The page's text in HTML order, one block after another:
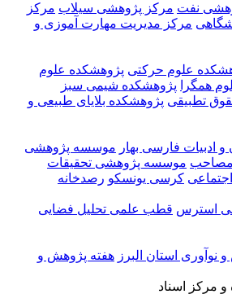
نفت مرکز پژوهشی سیلاب مرکز
مرکز مدیریت مهارت آموزی و
علوم حرکتی پژوهشکده علوم
همگرا
پژوهشکده شیمی سبز
تطبیقی پژوهشکده بلایای طبیعی و
فارسی بهار موسسه پژوهشی
مصاحب موسسه پژوهشی تحقیقات
کرسی یونسکو رصدخانه
استرس قطب علمی تحلیل فضایی
نوآوری استان البرز هفته پژوهش و
و مرکز اسناد